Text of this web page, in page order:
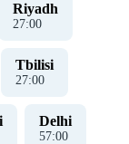
Riyadh
27:00
Tbilisi
27:00
Delhi
57:00